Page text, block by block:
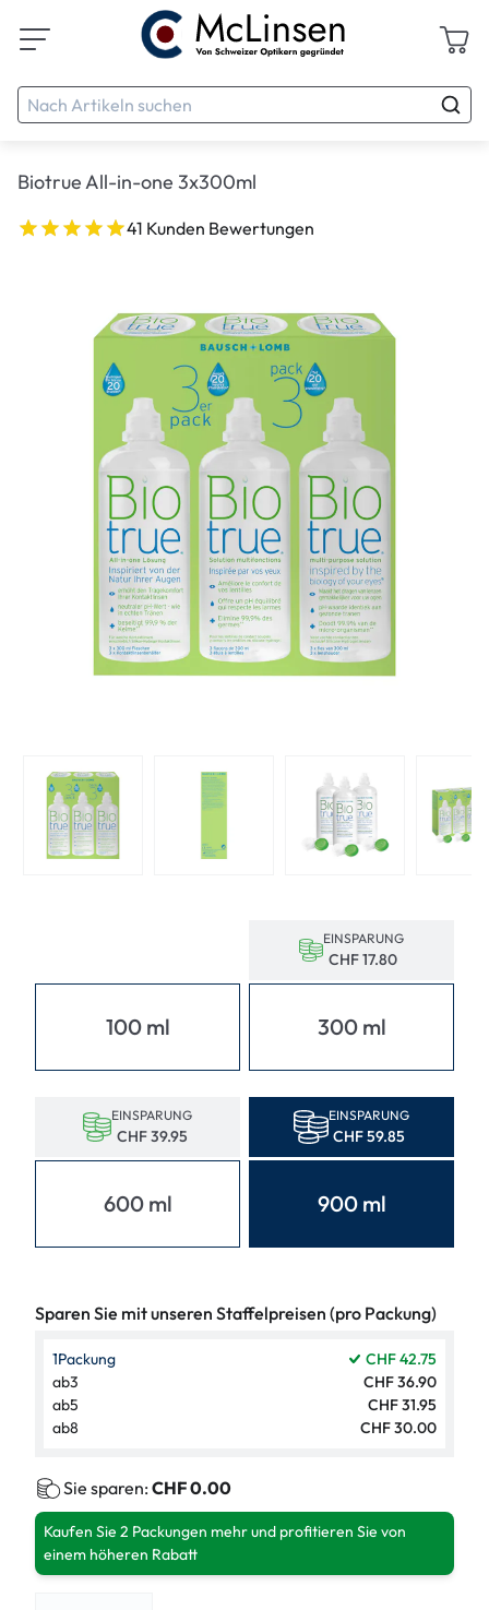
Biotrue All-in-one 3x300ml
41 Kunden Bewertungen
100 ml
EINSPARUNG
CHF 17.80
300 ml
EINSPARUNG
CHF 39.95
600 ml
EINSPARUNG
CHF 59.85
900 ml
Sparen Sie mit unseren Staffelpreisen (pro Packung)
1Packung
CHF 42.75
ab3
CHF 36.90
ab5
CHF 31.95
ab8 CHF 30.00
Sie sparen: CHF 0.00
Kaufen Sie 2 Packungen mehr und profitieren Sie von
einem höheren Rabatt